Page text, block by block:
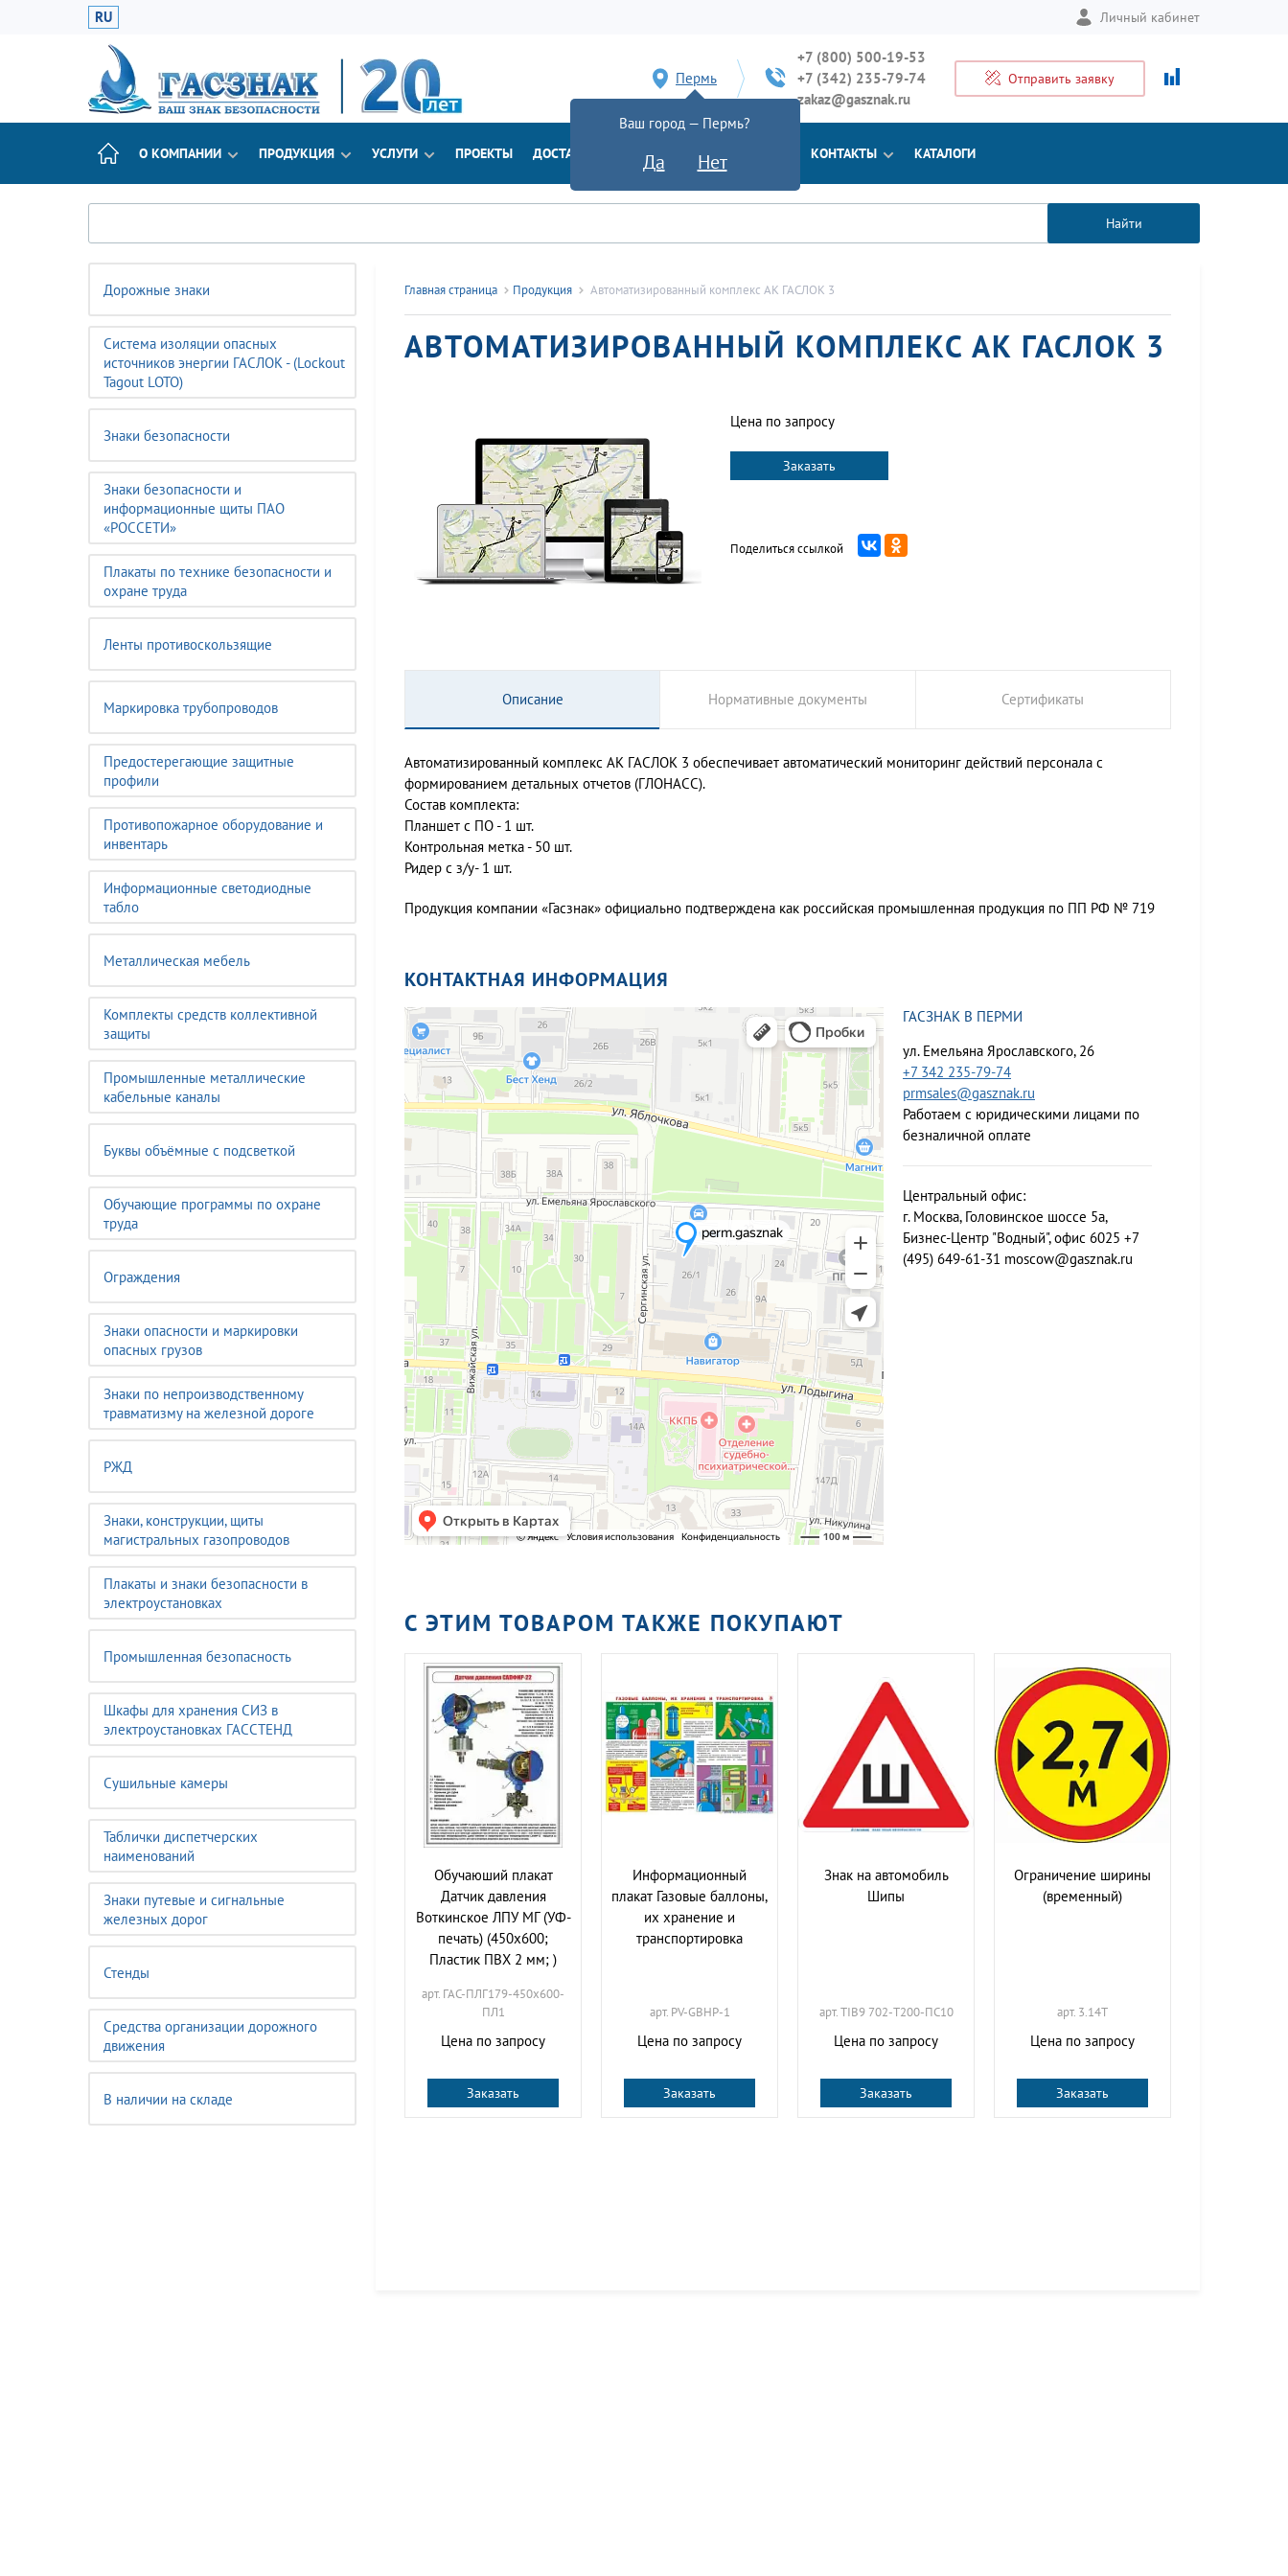
RU Личный кабинет
Пермь
Ваш город — Пермь?
Да Нет
+7 (800) 500-19-53
+7 (342) 235-79-74
zakaz@gasznak.ru
Отправить заявку
О КОМПАНИИ ПРОДУКЦИЯ УСЛУГИ ПРОЕКТЫ ДОСТАВКА ДОКУМЕНТЫ КОНТАКТЫ КАТАЛОГИ
Найти
Дорожные знаки
Система изоляции опасных
источников энергии ГАСЛОК - (Lockout
Tagout LOTO)
Знаки безопасности
Знаки безопасности и
информационные щиты ПАО
«РОССЕТИ»
Плакаты по технике безопасности и
охране труда
Ленты противоскользящие
Маркировка трубопроводов
Предостерегающие защитные
профили
Противопожарное оборудование и
инвентарь
Информационные светодиодные
табло
Металлическая мебель
Комплекты средств коллективной
защиты
Промышленные металлические
кабельные каналы
Буквы объёмные с подсветкой
Обучающие программы по охране
труда
Ограждения
Знаки опасности и маркировки
опасных грузов
Знаки по непроизводственному
травматизму на железной дороге
РЖД
Знаки, конструкции, щиты
магистральных газопроводов
Плакаты и знаки безопасности в
электроустановках
Промышленная безопасность
Шкафы для хранения СИЗ в
электроустановках ГАССТЕНД
Сушильные камеры
Таблички диспетчерских
наименований
Знаки путевые и сигнальные
железных дорог
Стенды
Средства организации дорожного
движения
В наличии на складе
Главная страница Продукция Автоматизированный комплекс АК ГАСЛОК 3
АВТОМАТИЗИРОВАННЫЙ КОМПЛЕКС АК ГАСЛОК 3
Цена по запросу
Заказать
Поделиться ссылкой
Описание Нормативные документы Сертификаты
Автоматизированный комплекс АК ГАСЛОК 3 обеспечивает автоматический мониторинг действий персонала с
формированием детальных отчетов (ГЛОНАСС).
Состав комплекта:
Планшет с ПО - 1 шт.
Контрольная метка - 50 шт.
Ридер с з/у- 1 шт.
Продукция компании «Гасзнак» официально подтверждена как российская промышленная продукция по ПП РФ № 719
КОНТАКТНАЯ ИНФОРМАЦИЯ
ГАСЗНАК В ПЕРМИ
ул. Емельяна Ярославского, 26
+7 342 235-79-74
prmsales@gasznak.ru
Работаем с юридическими лицами по
безналичной оплате
Центральный офис:
г. Москва, Головинское шоссе 5а,
Бизнес-Центр "Водный", офис 6025 +7
(495) 649-61-31 moscow@gasznak.ru
С ЭТИМ ТОВАРОМ ТАКЖЕ ПОКУПАЮТ
Обучаюший плакат
Датчик давления
Воткинское ЛПУ МГ (УФ-
печать) (450х600;
Пластик ПВХ 2 мм; )
арт. ГАС-ПЛГ179-450х600-
ПЛ1
Цена по запросу
Заказать
Информационный
плакат Газовые баллоны,
их хранение и
транспортировка
арт. PV-GBHP-1
Цена по запросу
Заказать
Знак на автомобиль
Шипы
арт. TIB9 702-Т200-ПС10
Цена по запросу
Заказать
Ограничение ширины
(временный)
арт. 3.14T
Цена по запросу
Заказать